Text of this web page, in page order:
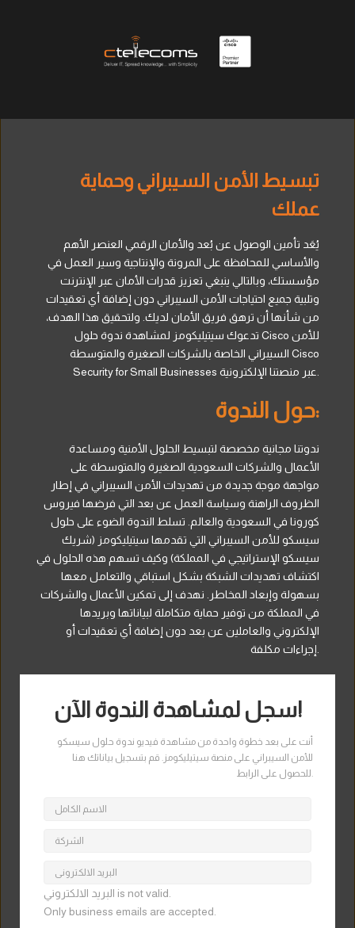
تبسيط الأمن السيبراني وحماية
عملك
يُعَد تأمين الوصول عن بُعد والأمان الرقمي العنصر الأهم
والأساسي للمحافظة على المرونة والإنتاجية وسير العمل في
مؤسستك، وبالتالي ينبغي تعزيز قدرات الأمان عبر الإنترنت
وتلبية جميع احتياجات الأمن السيبراني دون إضافة أي تعقيدات
من شأنها أن ترهق فريق الأمان لديك. ولتحقيق هذا الهدف،
تدعوك سيتيليكومز لمشاهدة ندوة حلول Cisco للأمن
السيبراني الخاصة بالشركات الصغيرة والمتوسطة Cisco
حول الندوة:
ندوتنا مجانية مخصصة لتبسيط الحلول الأمنية ومساعدة
الأعمال والشركات السعودية الصغيرة والمتوسطة على
مواجهة موجة جديدة من تهديدات الأمن السيبراني في إطار
الظروف الراهنة وسياسة العمل عن بعد التي فرضها فيروس
كورونا في السعودية والعالم. تسلط الندوة الضوء على حلول
سيسكو للأمن السيبراني التي تقدمها سيتيليكومز (شريك
سيسكو الإستراتيجي في المملكة) وكيف تسهم هذه الحلول في
اكتشاف تهديدات الشبكة بشكل استباقي والتعامل معها
بسهولة وإبعاد المخاطر. نهدف إلى تمكين الأعمال والشركات
في المملكة من توفير حماية متكاملة لبياناتها وبريدها
الإلكتروني والعاملين عن بعد دون إضافة أي تعقيدات أو
سجل لمشاهدة الندوة الآن!
أنت على بعد خطوة واحدة من مشاهدة فيديو ندوة حلول سيسكو
للأمن السيبراني على منصة سيتيليكومز. قم بتسجيل بياناتك هنا
للحصول على الرابط.
البريد الالكتروني is not valid.
Only business emails are accepted.